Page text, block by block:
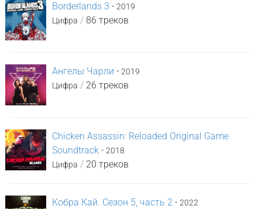
Borderlands 3 • 2019
Цифра / 86 треков
Ангелы Чарли • 2019
Цифра / 26 треков
Chicken Assassin: Reloaded Original Game
Soundtrack • 2018
Цифра / 20 треков
Кобра Кай. Сезон 5, часть 2 • 2022